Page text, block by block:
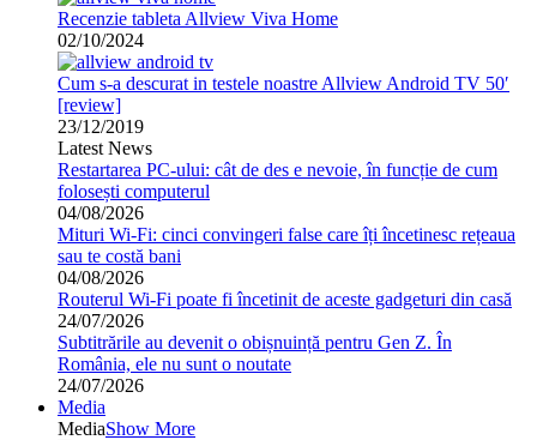
Recenzie tableta Allview Viva Home
02/10/2024
Cum s-a descurat in testele noastre Allview Android TV 50′
[review]
23/12/2019
Latest News
Restartarea PC-ului: cât de des e nevoie, în funcție de cum
folosești computerul
04/08/2026
Mituri Wi-Fi: cinci convingeri false care îți încetinesc rețeaua
sau te costă bani
04/08/2026
Routerul Wi-Fi poate fi încetinit de aceste gadgeturi din casă
24/07/2026
Subtitrările au devenit o obișnuință pentru Gen Z. În
România, ele nu sunt o noutate
24/07/2026
Media
MediaShow More